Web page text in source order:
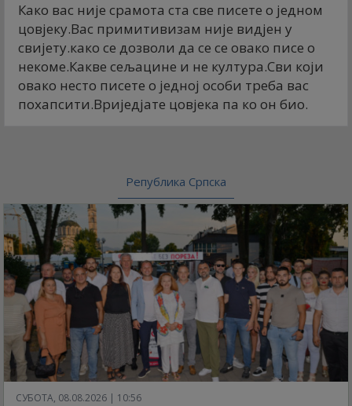
Како вас није срамота ста све писете о једном
цовјеку.Вас примитивизам није видјен у
свијету.како се дозволи да се се овако писе о
некоме.Какве сељацине и не култура.Сви који
овако несто писете о једној особи треба вас
похапсити.Вриједјате цовјека па ко он био.
Република Српска
СУБОТА, 08.08.2026 | 10:56